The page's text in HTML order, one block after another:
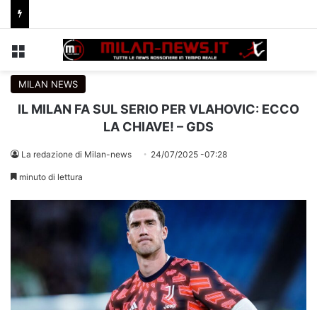
MILAN NEWS
IL MILAN FA SUL SERIO PER VLAHOVIC: ECCO
LA CHIAVE! – GDS
La redazione di Milan-news 24/07/2025 -07:28
minuto di lettura